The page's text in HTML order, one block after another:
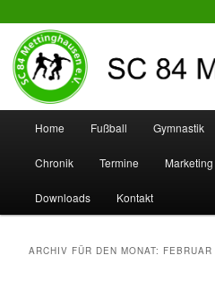
SC 84
Zum
Inhalt
wechseln
Zum
sekundären
Inhalt
wechseln
Home Fußball Gymnastik
Chronik Termine Marketing
Downloads Kontakt
ARCHIV FÜR DEN MONAT: